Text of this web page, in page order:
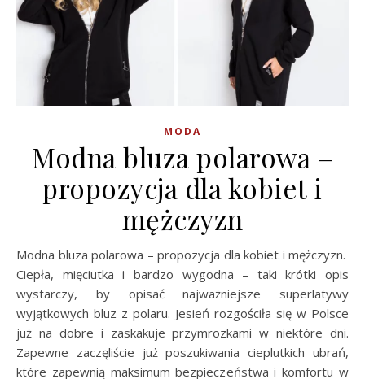
MODA
Modna bluza polarowa –
propozycja dla kobiet i
mężczyzn
Modna bluza polarowa – propozycja dla kobiet i mężczyzn.
Ciepła, mięciutka i bardzo wygodna – taki krótki opis
wystarczy, by opisać najważniejsze superlatywy
wyjątkowych bluz z polaru. Jesień rozgościła się w Polsce
już na dobre i zaskakuje przymrozkami w niektóre dni.
Zapewne zaczęliście już poszukiwania cieplutkich ubrań,
które zapewnią maksimum bezpieczeństwa i komfortu w